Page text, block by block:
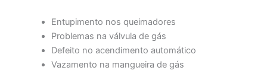
Entupimento nos queimadores
Problemas na válvula de gás
Defeito no acendimento automático
Vazamento na mangueira de gás